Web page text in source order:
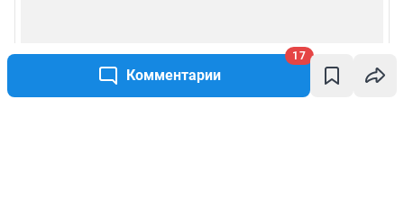
Комментарии
17